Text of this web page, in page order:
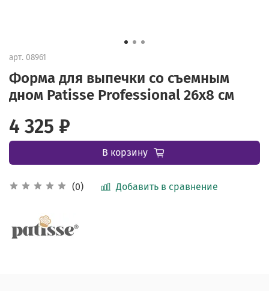
арт. 08961
Форма для выпечки со съемным
дном Patisse Professional 26х8 см
(0) Добавить в сравнение
4 325 ₽
В корзину